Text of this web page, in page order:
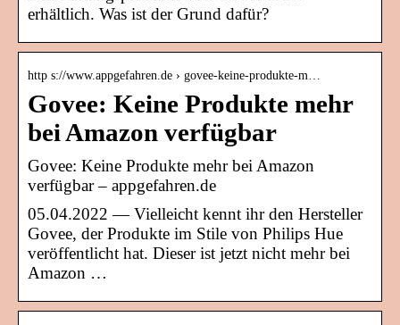
erhältlich. Was ist der Grund dafür?
http s://www.appgefahren.de › govee-keine-produkte-m…
Govee: Keine Produkte mehr
bei Amazon verfügbar
Govee: Keine Produkte mehr bei Amazon
verfügbar – appgefahren.de
05.04.2022 — Vielleicht kennt ihr den Hersteller
Govee, der Produkte im Stile von Philips Hue
veröffentlicht hat. Dieser ist jetzt nicht mehr bei
Amazon …